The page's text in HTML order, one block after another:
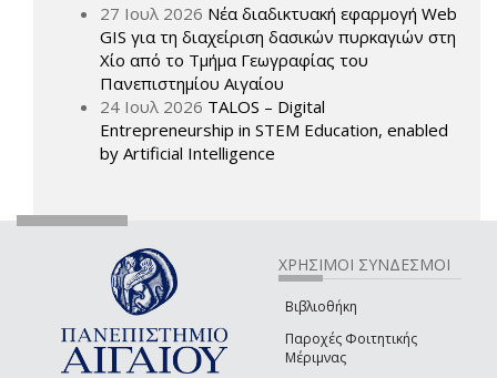
27 Ιουλ 2026 Νέα διαδικτυακή εφαρμογή Web
GIS για τη διαχείριση δασικών πυρκαγιών στη
Χίο από το Τμήμα Γεωγραφίας του
Πανεπιστημίου Αιγαίου
24 Ιουλ 2026 TALOS – Digital
Entrepreneurship in STEM Education, enabled
by Artificial Intelligence
ΧΡΗΣΙΜΟΙ ΣΥΝΔΕΣΜΟΙ
Βιβλιοθήκη
Παροχές Φοιτητικής
Μέριμνας